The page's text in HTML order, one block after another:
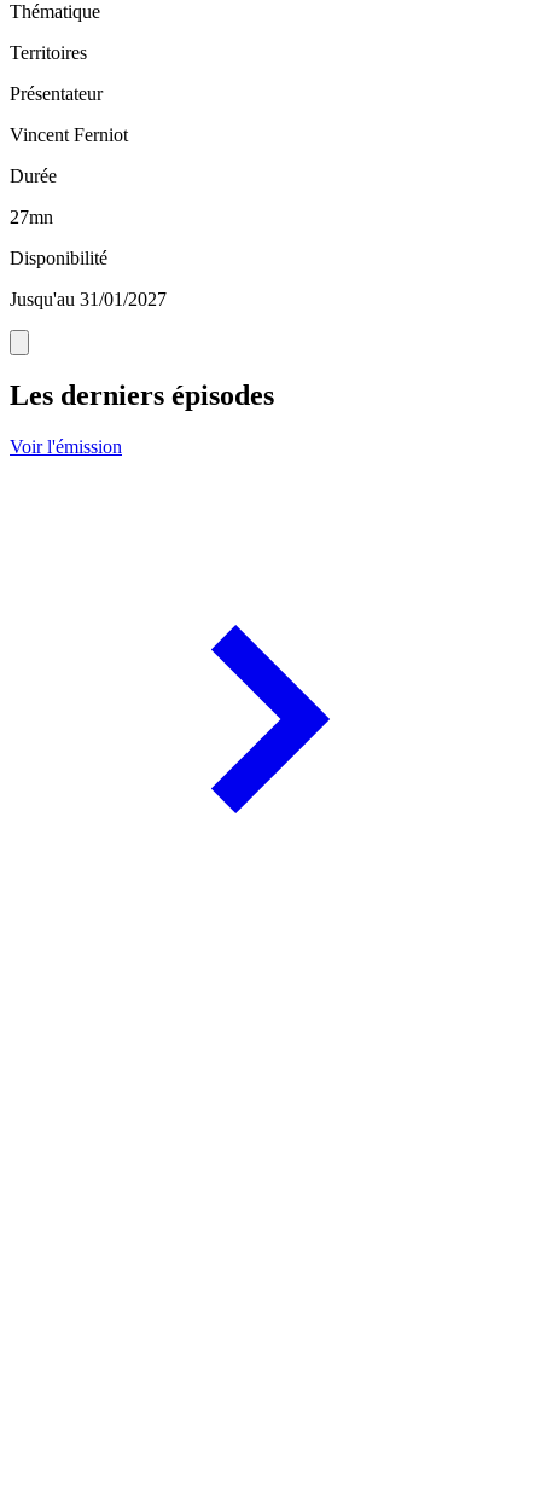
Thématique
Territoires
Présentateur
Vincent Ferniot
Durée
27mn
Disponibilité
Jusqu'au 31/01/2027
Les derniers épisodes
Voir l'émission